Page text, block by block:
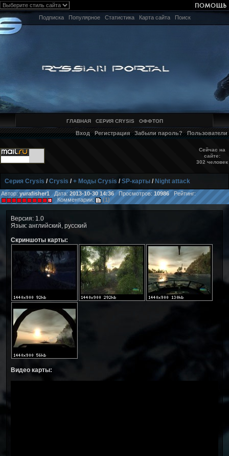
Подписка Популярное Статистика Карта сайта Поиск
ГЛАВНАЯ СЕРИЯ CRYSIS ОФФТОП
Вход Регистрация Забыли пароль? Пользователи
Сейчас на
сайте:
302 человек
Серия Crysis /Crysis /+ Моды Crysis /SP-карты / Night attack
Автор: yurafisher1 Дата:2013-10-30 14:36Просмотров: 10986Рейтинг:
Комментарии:
(1)
Версия: 1.0
Язык: английский, русский
Скриншоты карты:
Видео карты: